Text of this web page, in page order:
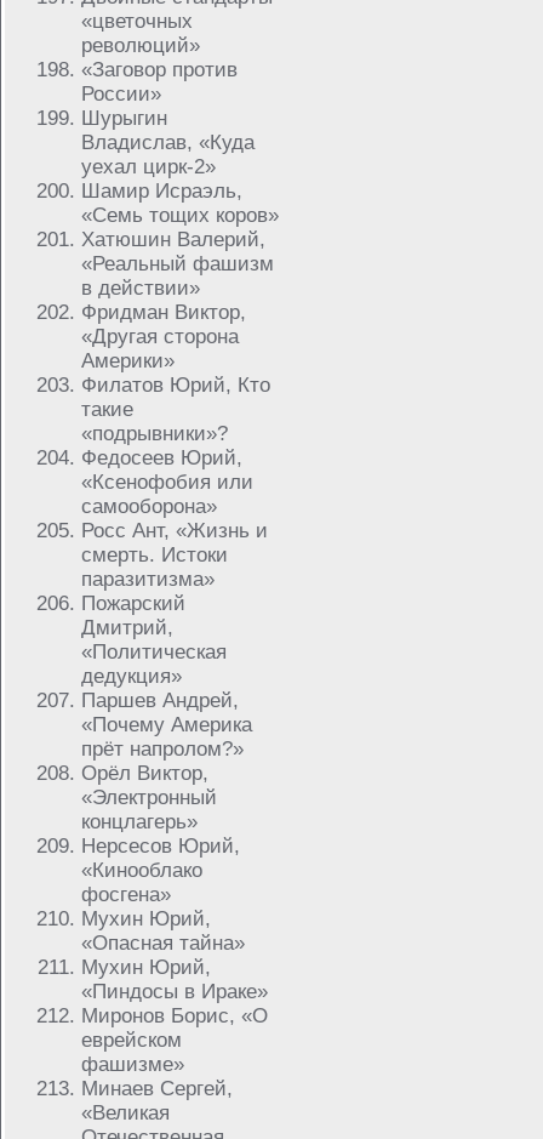
«цветочных
революций»
«Заговор против
России»
Шурыгин
Владислав, «Куда
уехал цирк-2»
Шамир Исраэль,
«Семь тощих коров»
Хатюшин Валерий,
«Реальный фашизм
в действии»
Фридман Виктор,
«Другая сторона
Америки»
Филатов Юрий, Кто
такие
«подрывники»?
Федосеев Юрий,
«Ксенофобия или
самооборона»
Росс Ант, «Жизнь и
смерть. Истоки
паразитизма»
Пожарский
Дмитрий,
«Политическая
дедукция»
Паршев Андрей,
«Почему Америка
прёт напролом?»
Орёл Виктор,
«Электронный
концлагерь»
Нерсесов Юрий,
«Кинооблако
фосгена»
Мухин Юрий,
«Опасная тайна»
Мухин Юрий,
«Пиндосы в Ираке»
Миронов Борис, «О
еврейском
фашизме»
Минаев Сергей,
«Великая